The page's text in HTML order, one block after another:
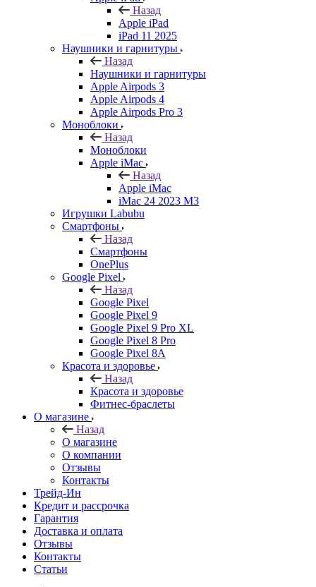
Назад
Apple iPad
iPad 11 2025
Наушники и гарнитуры
Назад
Наушники и гарнитуры
Apple Airpods 3
Apple Airpods 4
Apple Airpods Pro 3
Моноблоки
Назад
Моноблоки
Apple iMac
Назад
Apple iMac
iMac 24 2023 M3
Игрушки Labubu
Смартфоны
Назад
Смартфоны
OnePlus
Google Pixel
Назад
Google Pixel
Google Pixel 9
Google Pixel 9 Pro XL
Google Pixel 8 Pro
Google Pixel 8A
Красота и здоровье
Назад
Красота и здоровье
Фитнес-браслеты
О магазине
Назад
О магазине
О компании
Отзывы
Контакты
Трейд-Ин
Кредит и рассрочка
Гарантия
Доставка и оплата
Отзывы
Контакты
Статьи